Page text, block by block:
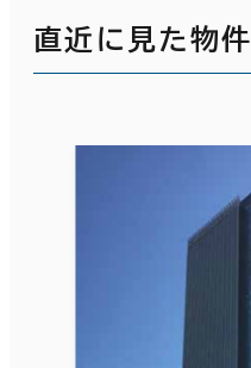
直近に見た物件